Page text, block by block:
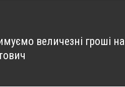
величезні гроші на